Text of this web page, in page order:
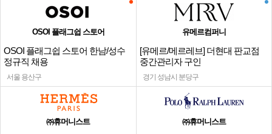
OSOI 플래그쉽 스토어
OSOI 플래그쉽 스토어 한남/성수
정규직 채용
서울 용산구
유메르컴퍼니
[유메르/메르레브] 더현대 판교점
중간관리자 구인
경기 성남시 분당구
㈜휴머니스트 ㈜휴머니스트